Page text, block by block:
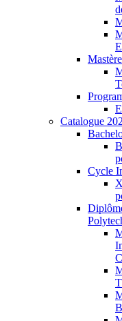
Catalogue
Cycle